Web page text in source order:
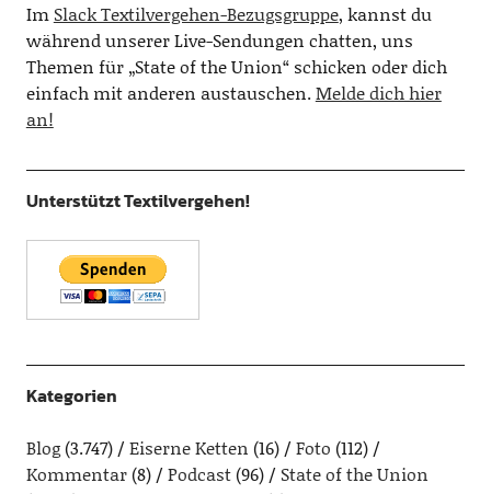
Im Slack Textilvergehen-Bezugsgruppe, kannst du
während unserer Live-Sendungen chatten, uns
Themen für „State of the Union“ schicken oder dich
einfach mit anderen austauschen.Melde dich hier
an!
Unterstützt Textilvergehen!
Kategorien
Blog(3.747) Eiserne Ketten (16) Foto (112)
Kommentar(8) Podcast(96)
State of the Union